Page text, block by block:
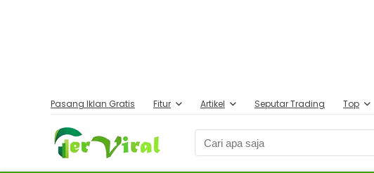
Pasang Iklan Gratis Fitur Artikel Seputar Trading Top